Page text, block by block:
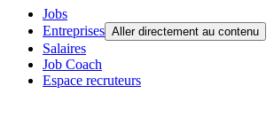
Jobs
Entreprises Aller directement au contenu
Salaires
Job Coach
Espace recruteurs